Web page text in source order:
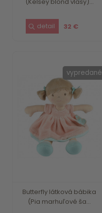
32 €
Butterfly látková bábika
(Pia marhuľové ša...
vypredané